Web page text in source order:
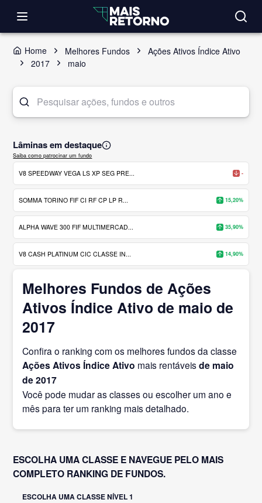
Home Melhores Fundos
Ações Ativos Índice Ativo
2017
maio
Lâminas em destaque
Saiba como patrocinar um fundo
V8 SPEEDWAY VEGA LS XP SEG PRE... -
SOMMA TORINO FIF CI RF CP LP R... 15,20%
ALPHA WAVE 300 FIF MULTIMERCAD... 35,90%
V8 CASH PLATINUM CIC CLASSE IN... 14,90%
Melhores Fundos de Ações
Ativos Índice Ativo de maio de
2017
Confira o ranking com os melhores fundos da classe
Ações Ativos Índice Ativo mais rentáveisde maio
de 2017
Você pode mudar as classes ou escolher um ano e
mês para ter um ranking mais detalhado.
ESCOLHA UMA CLASSE E NAVEGUE PELO MAIS
COMPLETO RANKING DE FUNDOS.
ESCOLHA UMA CLASSE NÍVEL 1